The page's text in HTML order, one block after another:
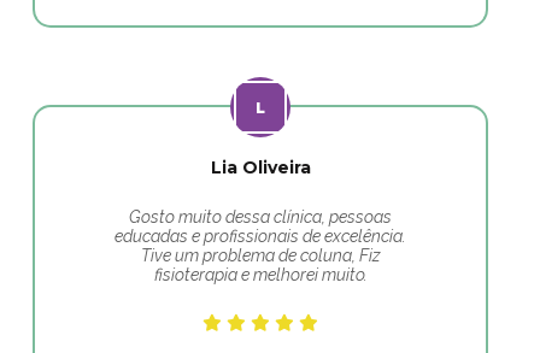
Lia Oliveira
Gosto muito dessa clínica, pessoas
educadas e profissionais de excelência.
Tive um problema de coluna, Fiz
fisioterapia e melhorei muito.